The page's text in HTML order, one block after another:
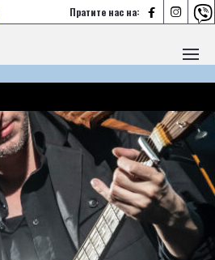
Пратите нас на:   